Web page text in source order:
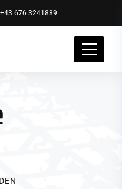
+43 676 3241889